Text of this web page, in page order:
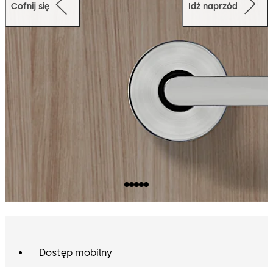
Cofnij się Idź naprzód
Dostęp mobilny